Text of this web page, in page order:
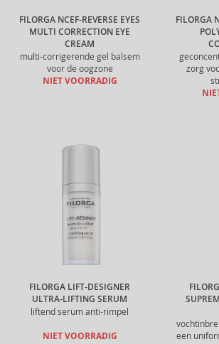
FILORGA NCEF-REVERSE EYES
MULTI CORRECTION EYE
CREAM
multi-corrigerende gel balsem
voor de oogzone
NIET VOORRADIG
FILORGA
zorg
FILORGA LIFT-DESIGNER
ULTRA-LIFTING SERUM
liftend serum anti-rimpel
NIET VOORRADIG
een